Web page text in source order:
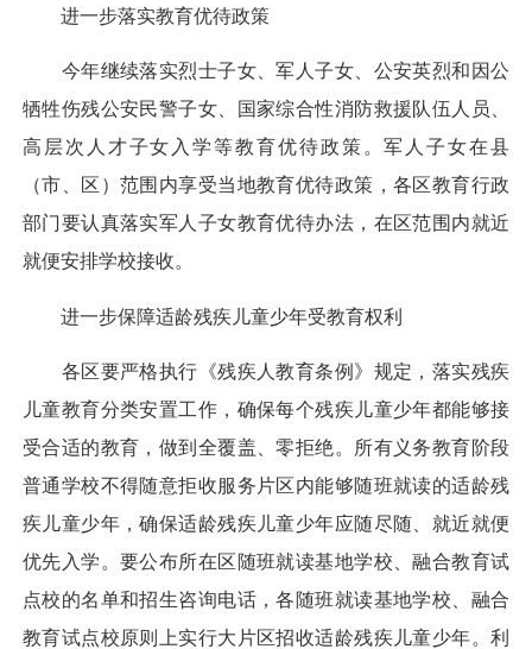
进一步落实教育优待政策
今年继续落实烈士子女、军人子女、公安英烈和因公
牺牲伤残公安民警子女、国家综合性消防救援队伍人员、
高层次人才子女入学等教育优待政策。军人子女在县
（市、区）范围内享受当地教育优待政策，各区教育行政
部门要认真落实军人子女教育优待办法，在区范围内就近
就便安排学校接收。
进一步保障适龄残疾儿童少年受教育权利
各区要严格执行《残疾人教育条例》规定，落实残疾
儿童教育分类安置工作，确保每个残疾儿童少年都能够接
受合适的教育，做到全覆盖、零拒绝。所有义务教育阶段
普通学校不得随意拒收服务片区内能够随班就读的适龄残
疾儿童少年，确保适龄残疾儿童少年应随尽随、就近就便
优先入学。要公布所在区随班就读基地学校、融合教育试
点校的名单和招生咨询电话，各随班就读基地学校、融合
教育试点校原则上实行大片区招收适龄残疾儿童少年。利